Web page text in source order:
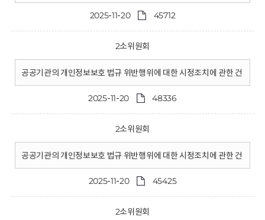
2025-11-20 45712
2소위원회
공공기관의 개인정보보호 법규 위반행위에 대한 시정조치에 관한 건
2025-11-20 48336
2소위원회
공공기관의 개인정보보호 법규 위반행위에 대한 시정조치에 관한 건
2025-11-20 45425
2소위원회